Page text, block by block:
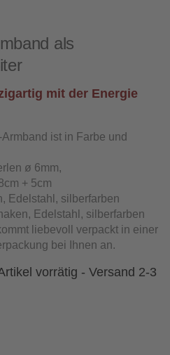
als
mit der Energie
ist in Farbe und
ø 6mm,
+ 5cm
Edelstahl, silberfarben
Edelstahl, silberfarben
liebevoll verpackt in einer
bei Ihnen an.
vorrätig - Versand 2-3